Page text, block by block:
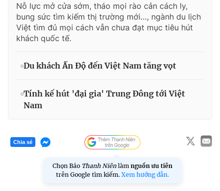
Nỗ lực mở cửa sớm, tháo mọi rào cản cách ly,
bung sức tìm kiếm thị trường mới…, ngành du lịch
Việt tìm đủ mọi cách vẫn chưa đạt mục tiêu hút
khách quốc tế.
Du khách Ấn Độ đến Việt Nam tăng vọt
Tính kế hút 'đại gia' Trung Đông tới Việt
Nam
Chia sẻ
Chọn Báo Thanh Niên làm nguồn ưu tiên
trên Google tìm kiếm. Xem hướng dẫn.